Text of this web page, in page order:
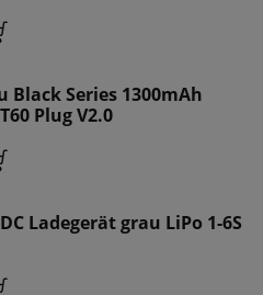
Black Series 1300mAh
Plug V2.0
Ladegerät grau LiPo 1-6S